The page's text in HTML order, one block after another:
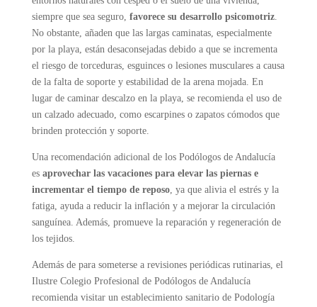
siempre que sea seguro, favorece su desarrollo psicomotriz.
No obstante, añaden que las largas caminatas, especialmente
por la playa, están desaconsejadas debido a que se incrementa
el riesgo de torceduras, esguinces o lesiones musculares a causa
de la falta de soporte y estabilidad de la arena mojada. En
lugar de caminar descalzo en la playa, se recomienda el uso de
un calzado adecuado, como escarpines o zapatos cómodos que
brinden protección y soporte.
Una recomendación adicional de los Podólogos de Andalucía
es aprovechar las vacaciones para elevar las piernas e
incrementar el tiempo de reposo, ya que alivia el estrés y la
fatiga, ayuda a reducir la inflación y a mejorar la circulación
sanguínea. Además, promueve la reparación y regeneración de
los tejidos.
Además de para someterse a revisiones periódicas rutinarias, el
Ilustre Colegio Profesional de Podólogos de Andalucía
recomienda visitar un establecimiento sanitario de Podología